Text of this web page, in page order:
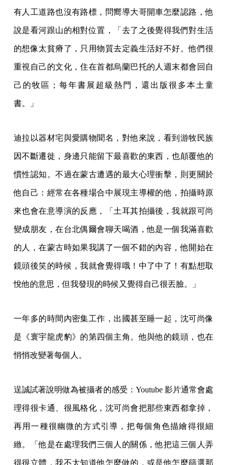
有人工道路也沒有路標，問嚮導大哥開車怎麼認路，他
說是看河跟山的相對位置，「去了之後覺得我們對生活
的想像太貧瘠了，只用物質去定義生活好不好。他們很
重視自己的文化，住在首都烏蘭巴托的人週末都會回自
己的牧區；每年書展超級熱門，還出版很多本土童
書。」
迪拉以器材宅與愛購物聞名，對他來說，看到游牧民族
因不斷遷徙，身邊只能留下最喜歡的東西，也顛覆他的
慣性認知。不過在蒙古遭遇的最大心理衝擊，則更關於
他自己：經常在各種場合中展現主導權的他，拍攝時原
來也會在意導演的反應，「土耳其拍攝後，我就跟可尚
變成朋友，在台北偶爾會聊天喝酒，他是一個我滿喜歡
的人，在蒙古時如果我講了一個不錯的內容，他開始在
鏡頭後笑的時候，我就會覺得哦！中了中了！有點想取
悅他的意思，但我發現的時候又覺得自己很丟臉。」
一年多的時間內密集工作，出國甚至睡一起，沈可尚像
是《寰宇龍虎豹》的第四個主角。他與他的鏡頭，也在
悄悄改變著每個人。
逞誠試著說明做為被攝者的感受：Youtube 影片通常會處
理得很卡通、很風格化，沈可尚會把那些東西都拿掉，
再用一種很幽微的方式引導，把每個角色描繪得很細
緻。「他是在處理我們三個人的關係，他把這三個人弄
得很立體，我不太知道他怎麼做的，或是他怎麼篩選那